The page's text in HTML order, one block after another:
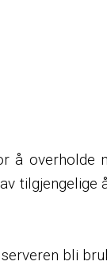
å overholde
tilgjengelige
bli